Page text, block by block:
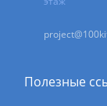
Полезные